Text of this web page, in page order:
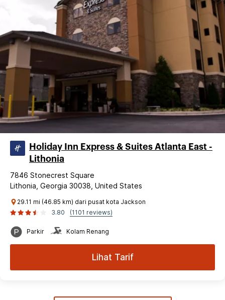
Holiday Inn Express & Suites Atlanta East -
Lithonia
7846 Stonecrest Square
Lithonia, Georgia 30038, United States
29.11 mi (46.85 km) dari pusat kota Jackson
3.80
(1101 reviews)
Parkir Kolam Renang
Lihat Tarif